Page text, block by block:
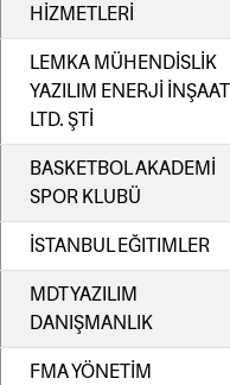
HİZMETLERİ
LEMKA MÜHENDİSLİK
YAZILIM ENERJİ İNŞAAT
LTD. ŞTİ
BASKETBOL AKADEMİ
SPOR KLUBÜ
İSTANBUL EĞITIMLER
MDT YAZILIM
DANIŞMANLIK
FMA YÖNETİM